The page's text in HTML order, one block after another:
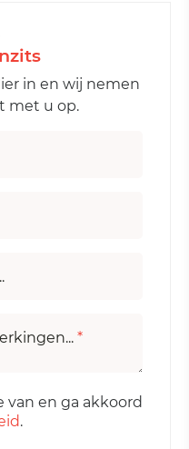
in en wij nemen
met u op.
*
van en ga akkoord
.